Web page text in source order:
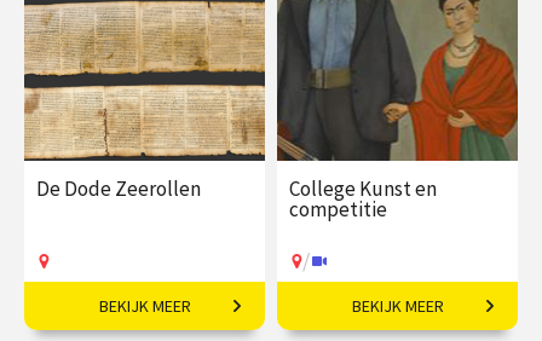
De Dode Zeerollen
De Dode Zeerollen:
BEKIJK MEER
College Kunst en
competitie
/
Vriendschap, strijd en
BEKIJK MEER